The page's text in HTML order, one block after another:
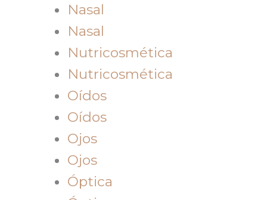
Nasal
Nasal
Nutricosmética
Nutricosmética
Oídos
Oídos
Ojos
Ojos
Óptica